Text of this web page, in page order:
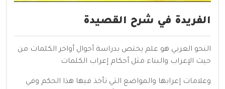
الفريدة في شرح القصيدة
النحو العربي هو علم يختص بدراسة أحوال أواخر الكلمات من
حيث الإعراب والبناء مثل أحكام إعراب الكلمات
وعلامات إعرابها والمواضع التي تأخذ فيها هذا الحكم وفي